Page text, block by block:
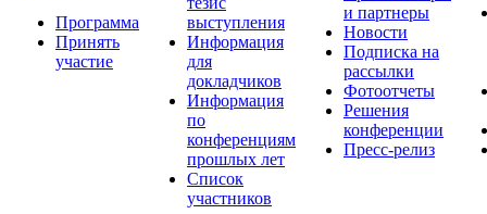
Программа
Принять
участие
выступления
Информация
для
докладчиков
Информация
по
конференциям
прошлых лет
Список
участников
и партнеры
Новости
Подписка на
рассылки
Фотоотчеты
Решения
конференции
Пресс-релиз